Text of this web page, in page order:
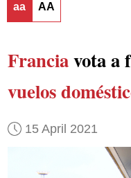
aa AA
Franciavota a
vuelos
15 April 2021